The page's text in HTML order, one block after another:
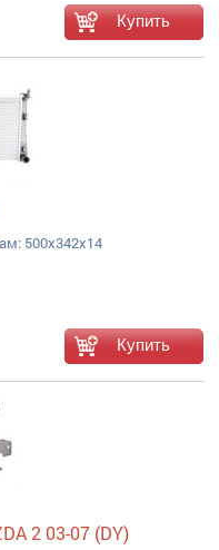
500x342x14
2 03-07 (DY)